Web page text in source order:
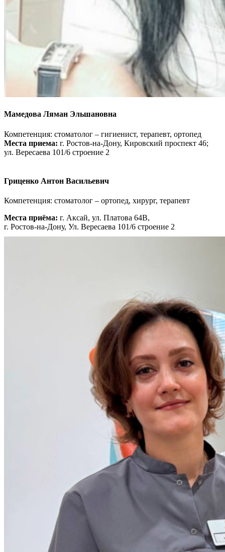
Мамедова Ляман Эльшановна
Компетенция: стоматолог – гигиенист, терапевт, ортопед
Места приема: г. Ростов-на-Дону, Кировский проспект 46;
ул. Вересаева 101/6 строение 2
Гриценко Антон Васильевич
Компетенция: стоматолог – ортопед, хирург, терапевт
Места приёма: г. Аксай, ул. Платова 64В,
г. Ростов-на-Дону, Ул. Вересаева 101/6 строение 2